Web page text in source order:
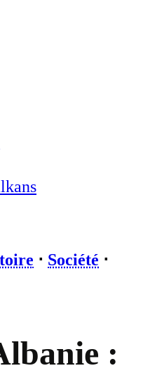
⋅ Société ⋅
: